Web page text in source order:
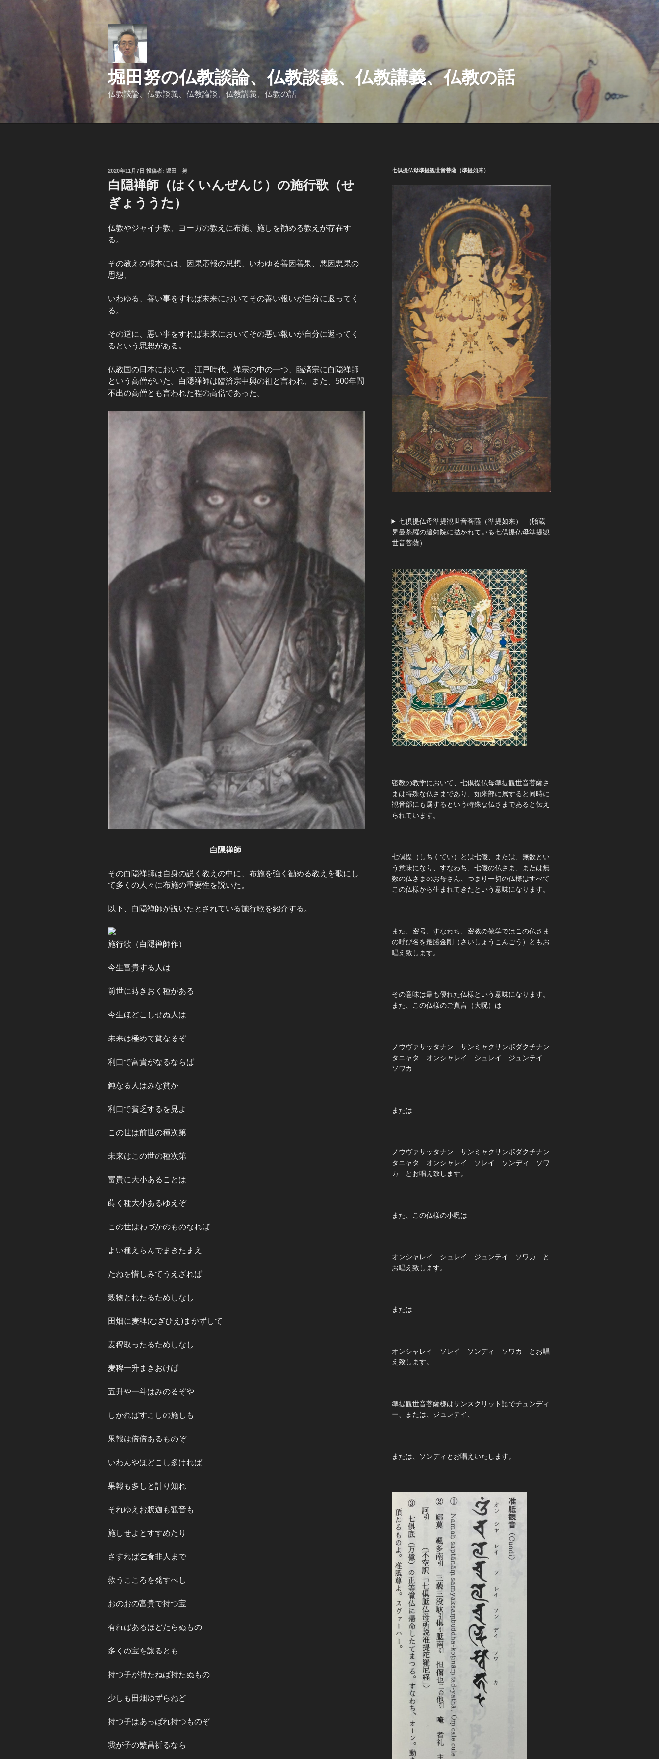
へ
キ
堀田努の仏教談論、仏教談義、仏教講義、仏教の話
仏教談論、仏教談義、仏教論談、仏教講義、仏教の話
投
日:
2020年11月7日 投稿者: 堀田 努
白隠禅師（はくいんぜんじ）の施行歌（せ
ぎょううた）
仏教やジャイナ教、ヨーガの教えに布施、施しを勧める教えが存在す
る。
その教えの根本には、因果応報の思想、いわゆる善因善果、悪因悪果の
思想、
いわゆる、善い事をすれば未来においてその善い報いが自分に返ってく
る。
その逆に、悪い事をすれば未来においてその悪い報いが自分に返ってく
るという思想がある。
仏教国の日本において、江戸時代、禅宗の中の一つ、臨済宗に白隠禅師
という高僧がいた。白隠禅師は臨済宗中興の祖と言われ、また、500年間
不出の高僧とも言われた程の高僧であった。
白隠禅師
その白隠禅師は自身の説く教えの中に、布施を強く勧める教えを歌にし
て多くの人々に布施の重要性を説いた。
以下、白隠禅師が説いたとされている施行歌を紹介する。
施行歌（白隠禅師作）
今生富貴する人は
前世に蒔きおく種がある
今生ほどこしせぬ人は
未来は極めて貧なるぞ
利口で富貴がなるならば
鈍なる人はみな貧か
利口で貧乏するを見よ
この世は前世の種次第
未来はこの世の種次第
富貴に大小あることは
蒔く種大小あるゆえぞ
この世はわづかのものなれば
よい種えらんでまきたまえ
たねを惜しみてうえざれば
穀物とれたるためしなし
田畑に麦稗(むぎひえ)まかずして
麦稗取ったるためしなし
麦稗一升まきおけば
五升や一斗はみのるぞや
しかればすこしの施しも
果報は倍倍あるものぞ
いわんやほどこし多ければ
果報も多しと計り知れ
それゆえお釈迦も観音も
施しせよとすすめたり
さすれば乞食非人まで
救うこころを発すべし
おのおの富貴で持つ宝
有ればあるほどたらぬもの
多くの宝を譲るとも
持つ子が持たねば持たぬもの
少しも田畑ゆずらねど
持つ子はあっぱれ持つものぞ
我が子の繁昌祈るなら
七倶提仏母準提観世音菩薩（準提如来）
七倶提仏母準提観世音菩薩（準提如来） (胎蔵
界曼荼羅の遍知院に描かれている七倶提仏母準提観
世音菩薩）
密教の教学において、七倶提仏母準提観世音菩薩さ
まは特殊な仏さまであり、如来部に属すると同時に
観音部にも属するという特殊な仏さまであると伝え
られています。
七倶提（しちくてい）とは七億、または、無数とい
う意味になり、すなわち、七億の仏さま、または無
数の仏さまのお母さん、つまり一切の仏様はすべて
この仏様から生まれてきたという意味になります。
また、密号、すなわち、密教の教学ではこの仏さま
の呼び名を最勝金剛（さいしょうこんごう）ともお
唱え致します。
その意味は最も優れた仏様という意味になります。
また、この仏様のご真言（大呪）は
ノウヴァサッタナン サンミャクサンボダクチナン
タニャタ オンシャレイ シュレイ ジュンテイ
ソワカ
または
ノウヴァサッタナン サンミャクサンボダクチナン
タニャタ オンシャレイ ソレイ ソンディ ソワ
カ とお唱え致します。
また、この仏様の小呪は
オンシャレイ シュレイ ジュンテイ ソワカ と
お唱え致します。
または
オンシャレイ ソレイ ソンディ ソワカ とお唱
え致します。
準提観世音菩薩様はサンスクリット語でチュンディ
ー、または、ジュンテイ、
または、ソンディとお唱えいたします。